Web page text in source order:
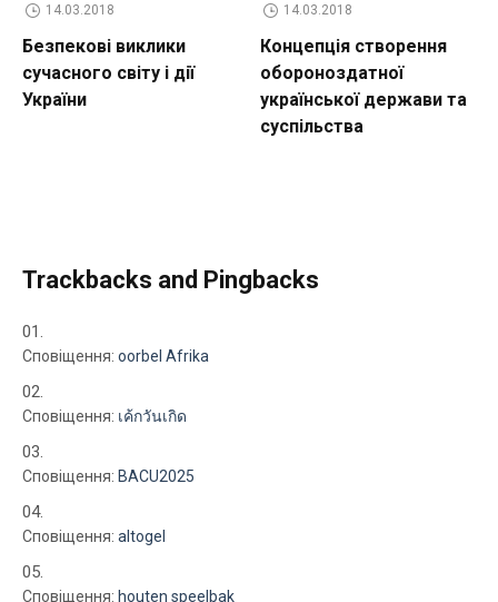
14.03.2018
Безпекові виклики
сучасного світу і дії
України
14.03.2018
Концепція створення
обороноздатної
української держави та
суспільства
Trackbacks and Pingbacks
Сповіщення: oorbel Afrika
Сповіщення: เค้กวันเกิด
Сповіщення: BACU2025
Сповіщення: altogel
Сповіщення: houten speelbak